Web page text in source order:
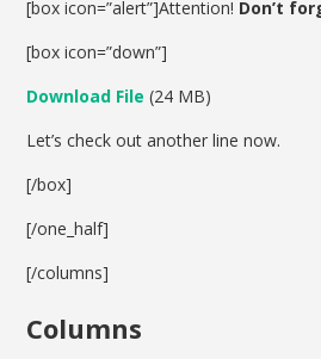
[box icon=”alert”]Attention! Don’t
[box icon=”down”]
Download File (24 MB)
Let’s check out another line now.
[/box]
[/one_half]
[/columns]
Columns